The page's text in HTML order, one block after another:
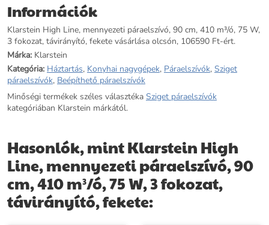
recirkulációs üzemmód között. Recirkulációs módban az aktívszén-
szűrő tisztítja meg a levegőt, így külső légcsatornára nincs szükség.
A beépített LED-világítás egyenletesen megvilágítja a főzőfelületet,
a mellékelt távirányítóval pedig a fény és a fokozat is kényelmesen
kezelhető anélkül, hogy Önnek a tűzhelyhez kellene nyúlnia. A
rozsdamentes acél ház ápolása sem okoz gondot: egy nedves
törlőkendő elegendő. A két alumínium zsírszűrő kivehető és
mosogatógépben is mosható. A megfelelő cserefilter a 10035417
termékkód alatt érhető el. Ha nyitott alaprajzú otthonában a
konyhasziget felett hatékony elszívásra, letisztult dizájnra és valódi
levegőt főzés közben és után is.
További információk>>
Információk
Klarstein High Line, mennyezeti páraelszívó, 90 cm, 410 m³/ó, 75 W,
3 fokozat, távirányító, fekete vásárlása olcsón, 106590 Ft-ért.
Márka: Klarstein
Kategória: Háztartás, Konyhai nagygépek, Páraelszívók, Sziget
páraelszívók, Beépíthető páraelszívók
Minőségi termékek széles választéka Sziget páraelszívók
kategóriában Klarstein márkától.
Hasonlók, mint Klarstein High
Line, mennyezeti páraelszívó, 90
cm, 410 m³/ó, 75 W, 3 fokozat,
távirányító, fekete: